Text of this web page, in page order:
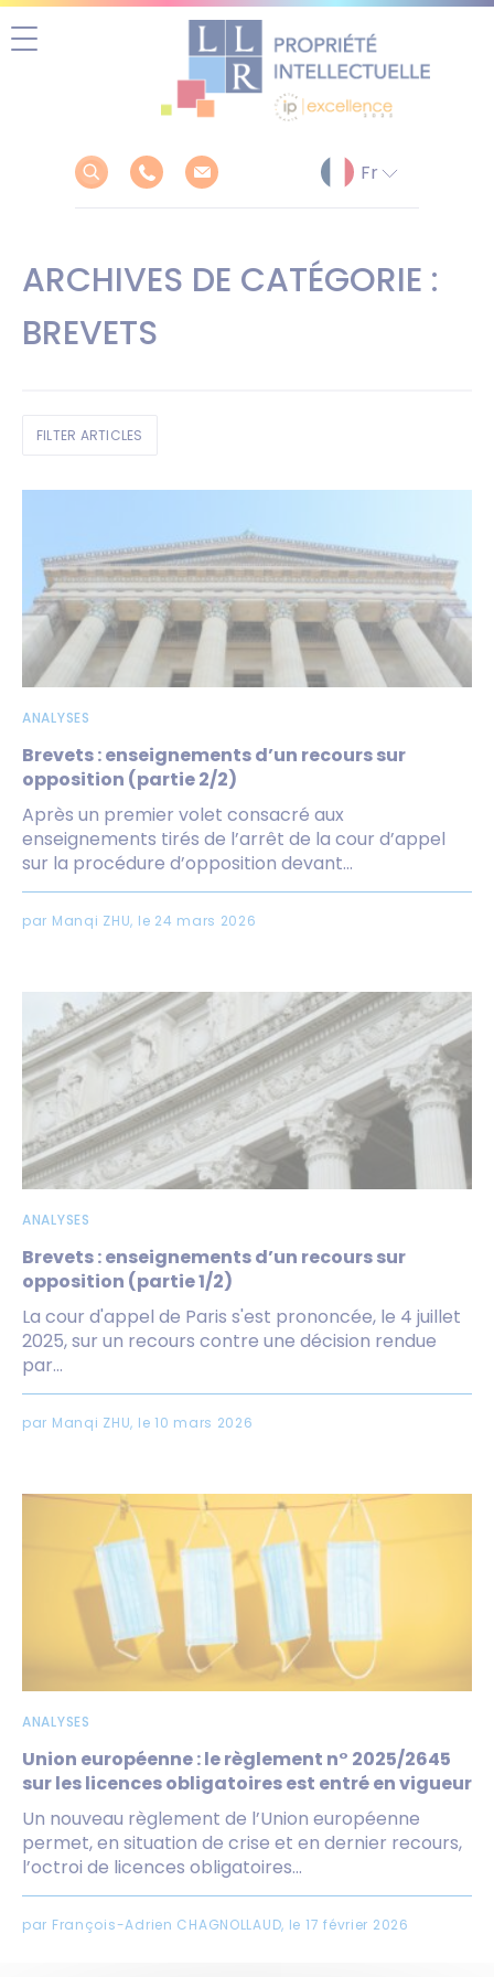
ARCHIVES DE CATÉGORIE :
BREVETS
FILTER ARTICLES
ANALYSES
Brevets : enseignements d’un recours sur
opposition (partie 2/2)
Après un premier volet consacré aux
enseignements tirés de l’arrêt de la cour d’appel
sur la procédure d’opposition devant...
par Manqi ZHU, le 24 mars 2026
ANALYSES
Brevets : enseignements d’un recours sur
opposition (partie 1/2)
La cour d'appel de Paris s'est prononcée, le 4 juillet
2025, sur un recours contre une décision rendue
par...
par Manqi ZHU, le 10 mars 2026
ANALYSES
Union européenne : le règlement n° 2025/2645
sur les licences obligatoires est entré en vigueur
Un nouveau règlement de l’Union européenne
permet, en situation de crise et en dernier recours,
l’octroi de licences obligatoires...
par François-Adrien CHAGNOLLAUD, le 17 février 2026